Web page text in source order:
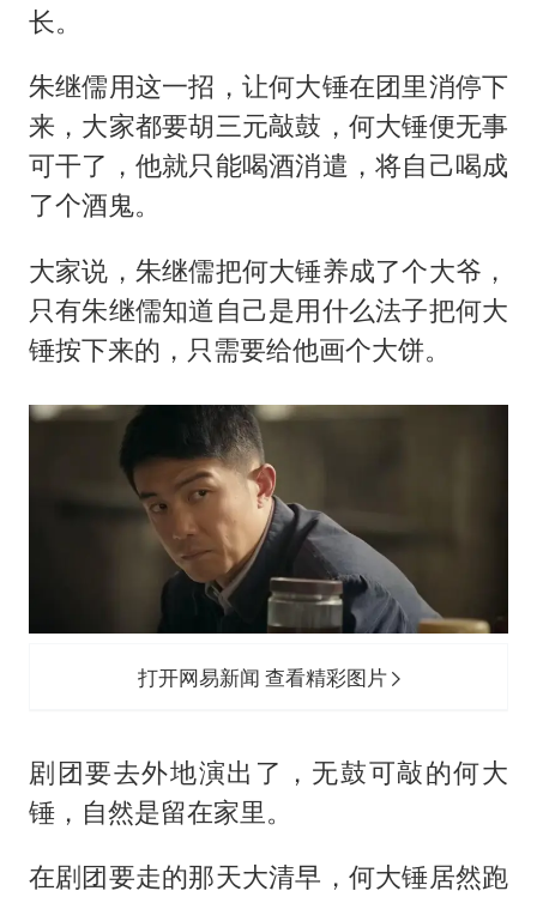
长。
朱继儒用这一招，让何大锤在团里消停下
来，大家都要胡三元敲鼓，何大锤便无事
可干了，他就只能喝酒消遣，将自己喝成
了个酒鬼。
大家说，朱继儒把何大锤养成了个大爷，
只有朱继儒知道自己是用什么法子把何大
锤按下来的，只需要给他画个大饼。
打开网易新闻 查看精彩图片
剧团要去外地演出了，无鼓可敲的何大
锤，自然是留在家里。
在剧团要走的那天大清早，何大锤居然跑